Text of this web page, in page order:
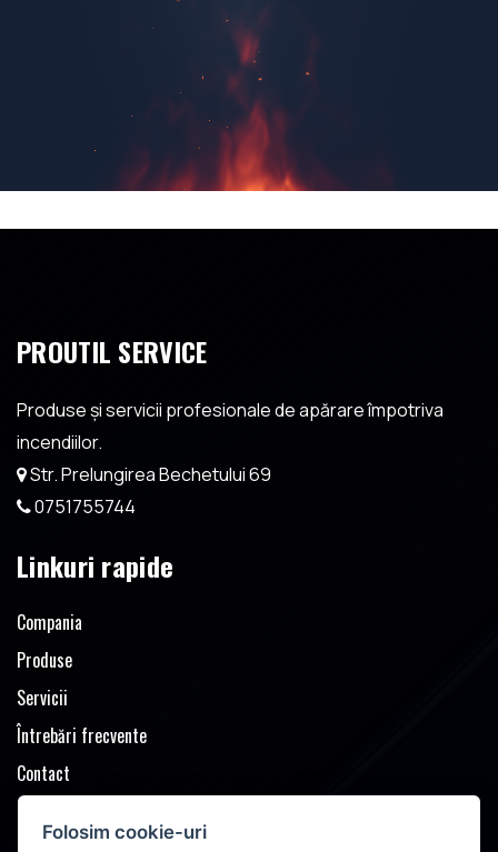
Ai nevoie de
produse sau servicii PSI?
Discutăm rapid despre cerințe, îți recomandăm soluția
potrivită și pregătim o ofertă clară, adaptată nevoilor tale.
PROUTIL SERVICE
Produse și servicii profesionale de apărare împotriva
incendiilor.
Str. Prelungirea Bechetului 69
0751755744
Linkuri rapide
Compania
Produse
Servicii
Întrebări frecvente
Contact
Solicita oferta
Folosim cookie-uri